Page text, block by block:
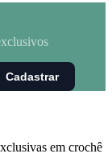
Cadastrar
em crochê